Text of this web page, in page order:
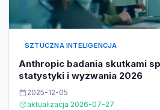
SZTUCZNA INTELIGENCJA
Anthropic badania skutkami
statystyki i wyzwania 2026
2025-12-05
aktualizacja 2026-07-27